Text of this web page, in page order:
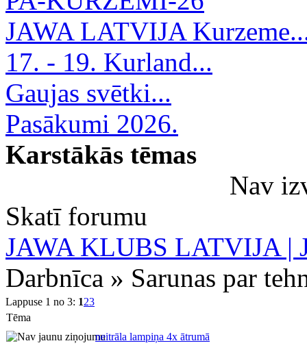
JAWA LATVIJA
17. - 19. Kurland...
Gaujas svētki...
Pasākumi 2026.
Karstākās tēmas
Nav
Skatī forumu
JAWA KLUBS LATVIJA |
Darbnīca » Sarunas par
Lappuse 1 no 3: 123
Tēma
neitrāla lampiņa 4x ātrumā